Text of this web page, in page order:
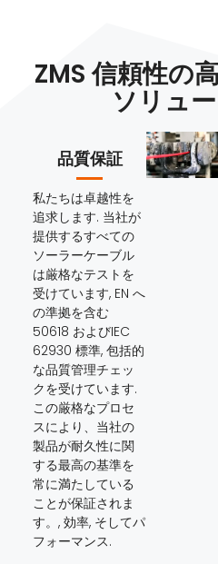
ZMS 信頼性の
ソリュ
品質保証
私たちは卓越性を
追求します. 当社が
提供するすべての
ソーラーケーブル
は厳格なテストを
受けています, EN へ
の準拠を含む
50618 およびIEC
62930 標準, 包括的
な品質管理チェッ
クを受けています.
この厳格なプロセ
スにより、当社の
製品が耐久性に関
する最高の基準を
常に満たしている
ことが保証されま
す。, 効率, そしてパ
フォーマンス.